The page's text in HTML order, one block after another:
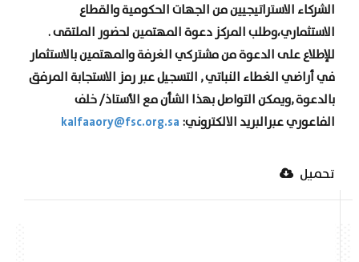
الشركاء الاستراتيجيين من الجهات الحكومية والقطاع
الاستثماري،وطلب المركز دعوة المهتمين لحضور الملتقى .
للإطلاع على الدعوة من مشتركي الغرفة والمهتمين بالاستثمار
في أراضي الغطاء النباتي , التسجيل عبر رمز الاستجابة المرفق
بالدعوة ,ويمكن التواصل بهذا الشأن مع الأستاذ/ خلف
الفاعوري عبرالبريد الالكتروني: kalfaaory@fsc.org.sa
تحميل